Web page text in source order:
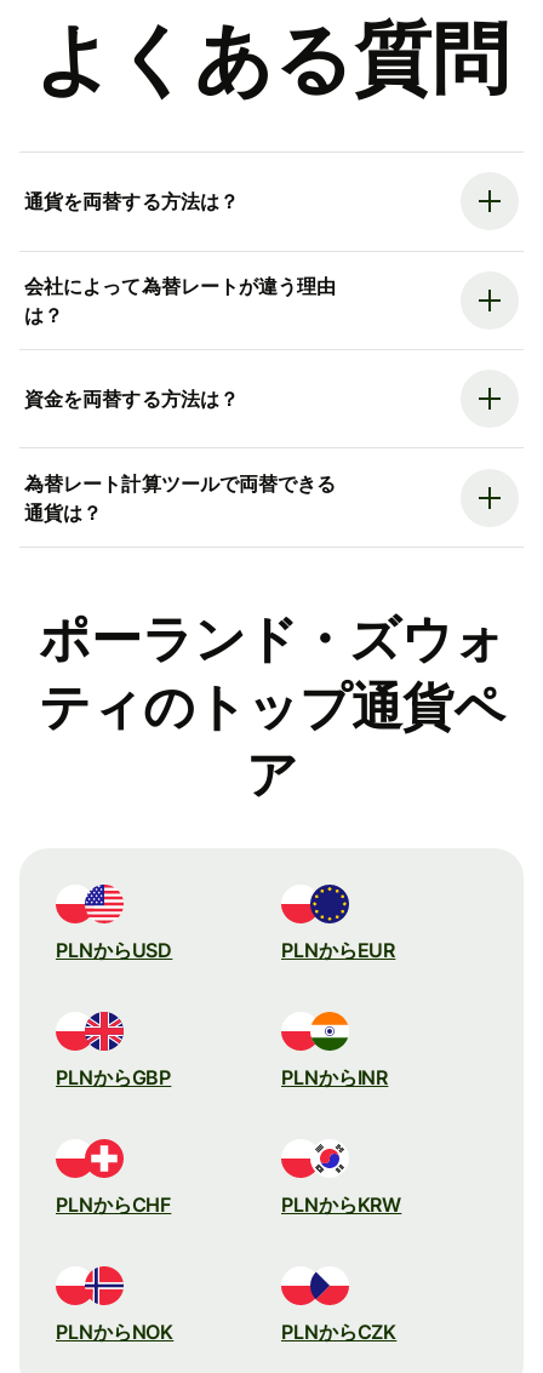
よくある質問
通貨を両替する方法は？
会社によって為替レートが違う理由
は？
資金を両替する方法は？
為替レート計算ツールで両替できる
通貨は？
ポーランド・ズウォ
ティのトップ通貨ペ
ア
PLNからUSD PLNからEUR
PLNからGBP PLNからINR
PLNからCHF PLNからKRW
PLNからNOK PLNからCZK